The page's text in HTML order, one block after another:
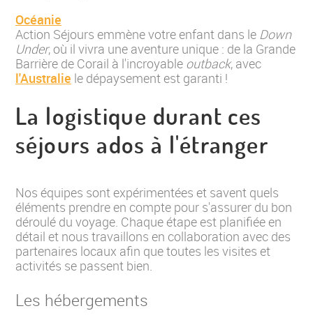
Océanie
Action Séjours emmène votre enfant dans le Down
Under, où il vivra une aventure unique : de la Grande
Barrière de Corail à l'incroyable outback, avec
l'Australie le dépaysement est garanti !
La logistique durant ces
séjours ados à l'étranger
Nos équipes sont expérimentées et savent quels
éléments prendre en compte pour s'assurer du bon
déroulé du voyage. Chaque étape est planifiée en
détail et nous travaillons en collaboration avec des
partenaires locaux afin que toutes les visites et
activités se passent bien.
Les hébergements